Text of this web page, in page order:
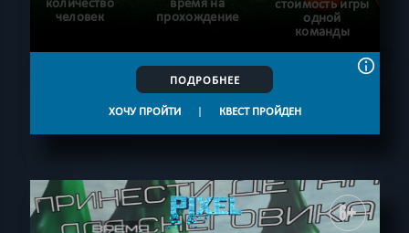
человек
прохождение
стоимость игры
одной
команды
ПОДРОБНЕЕ
ХОЧУ ПРОЙТИ | КВЕСТ ПРОЙДЕН
6+